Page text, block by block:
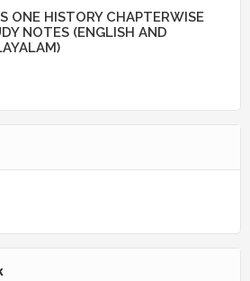
ONE HISTORY CHAPTERWISE
NOTES (ENGLISH AND